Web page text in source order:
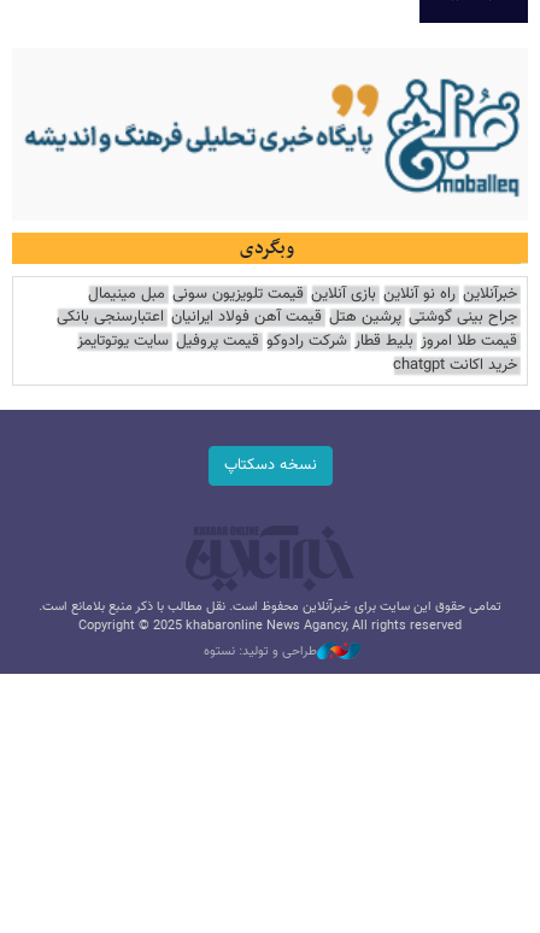
وبگردی
خبرآنلاین راه نو آنلاین بازی آنلاین قیمت تلویزیون سونی مبل مینیمال
جراح بینی گوشتی پرشین هتل قیمت آهن فولاد ایرانیان اعتبارسنجی بانکی
قیمت طلا امروز بلیط قطار شرکت رادوکو قیمت پروفیل سایت یوتوتایمز
خرید اکانت chatgpt
نسخه دسکتاپ
تمامی حقوق این سایت برای خبرآنلاین محفوظ است. نقل مطالب با ذکر منبع بلامانع است.
Copyright © 2025 khabaronline News Agancy, All rights reserved
طراحی و تولید: نستوه